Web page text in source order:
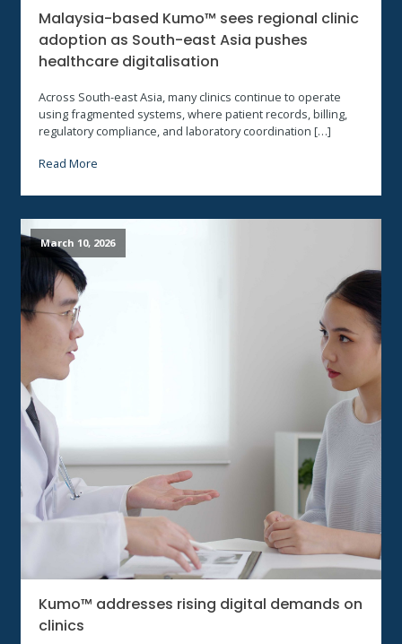
Malaysia-based Kumo™ sees regional clinic
adoption as South-east Asia pushes
healthcare digitalisation
Across South-east Asia, many clinics continue to operate
using fragmented systems, where patient records, billing,
regulatory compliance, and laboratory coordination […]
Read More
March 10, 2026
Kumo™ addresses rising digital demands on
clinics